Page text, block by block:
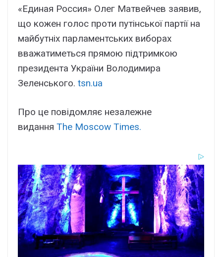
«Единая Россия» Олег Матвейчев заявив,
що кожен голос проти путінської партії на
майбутніх парламентських виборах
вважатиметься прямою підтримкою
президента України Володимира
Зеленського. tsn.ua
Про це повідомляє незалежне
видання The Moscow Times.